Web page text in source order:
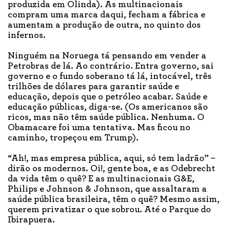
produzida em Olinda). As multinacionais
compram uma marca daqui, fecham a fábrica e
aumentam a produção de outra, no quinto dos
infernos.
Ninguém na Noruega tá pensando em vender a
Petrobras de lá. Ao contrário. Entra governo, sai
governo e o fundo soberano tá lá, intocável, três
trilhões de dólares para garantir saúde e
educação, depois que o petróleo acabar. Saúde e
educação públicas, diga-se. (Os americanos são
ricos, mas não têm saúde pública. Nenhuma. O
Obamacare foi uma tentativa. Mas ficou no
caminho, tropeçou em Trump).
“Ah!, mas empresa pública, aqui, só tem ladrão” –
dirão os modernos. Oi!, gente boa, e as Odebrecht
da vida têm o quê? E as multinacionais G&E,
Philips e Johnson & Johnson, que assaltaram a
saúde pública brasileira, têm o quê? Mesmo assim,
querem privatizar o que sobrou. Até o Parque do
Ibirapuera.